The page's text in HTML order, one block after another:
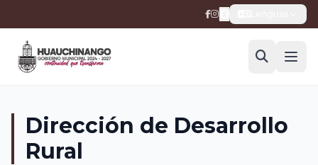
Dirección de Desarrollo
Rural